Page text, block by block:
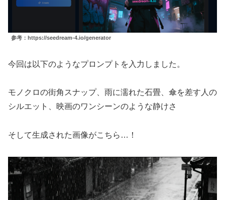
参考：https://seedream-4.io/generator
今回は以下のようなプロンプトを入力しました。
モノクロの街角スナップ、雨に濡れた石畳、傘を差す人の
シルエット、映画のワンシーンのような静けさ
そして生成された画像がこちら…！